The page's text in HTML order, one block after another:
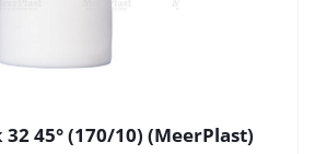
45° (170/10) (MeerPlast)